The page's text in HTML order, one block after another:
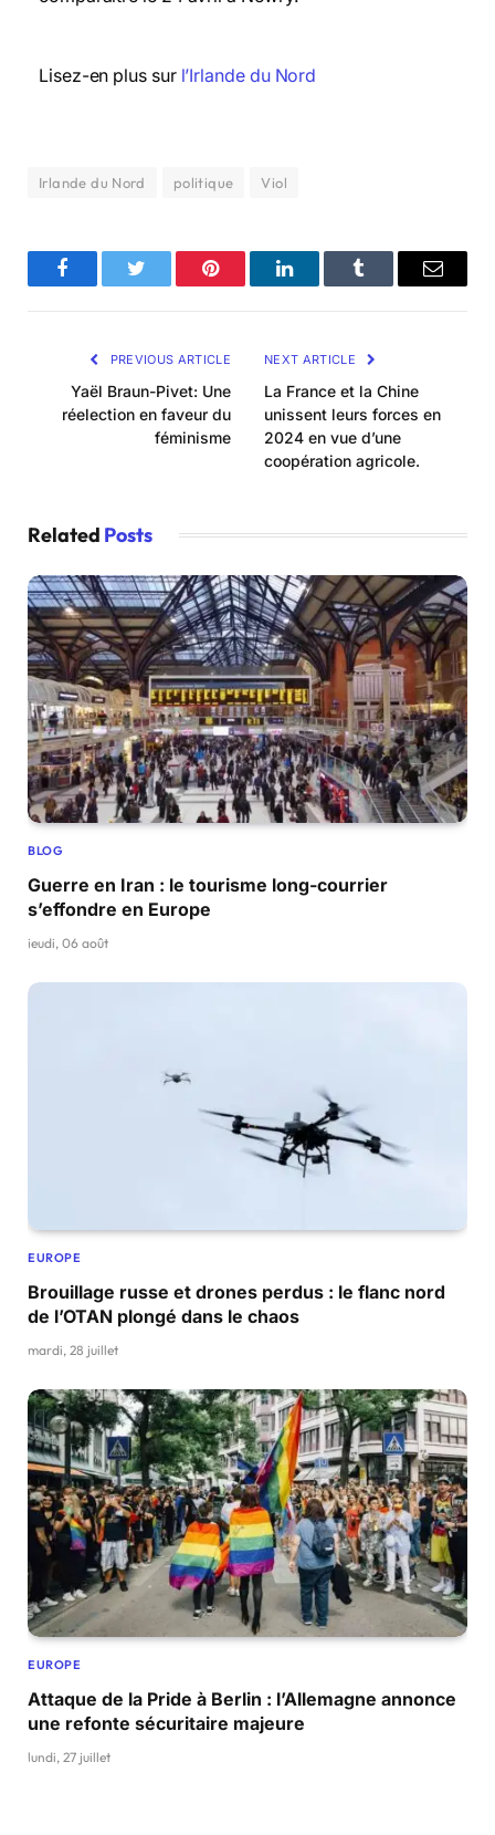
Lisez-en plus surl’Irlande du Nord
Irlande du Nord politique Viol
FacebookTwitter Pinterest LinkedInTumblr Email
PREVIOUS ARTICLE
Yaël Braun-Pivet: Une
réelection en faveur du
féminisme
NEXT ARTICLE
La France et la Chine
unissent leurs forces en
2024 en vue d’une
coopération agricole.
Related Posts
BLOG
Guerre en Iran : le tourisme long-courrier
s’effondre en Europe
jeudi, 06 août
EUROPE
Brouillage russe et drones perdus : le flanc nord
de l’OTAN plongé dans le chaos
mardi, 28 juillet
EUROPE
Attaque de la Pride à Berlin : l’Allemagne annonce
une refonte sécuritaire majeure
lundi, 27 juillet